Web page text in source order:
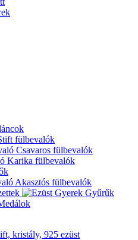
fülbevalók
Csavaros fülbevalók
Karika fülbevalók
Akasztós fülbevalók
kristály, 925 ezüst